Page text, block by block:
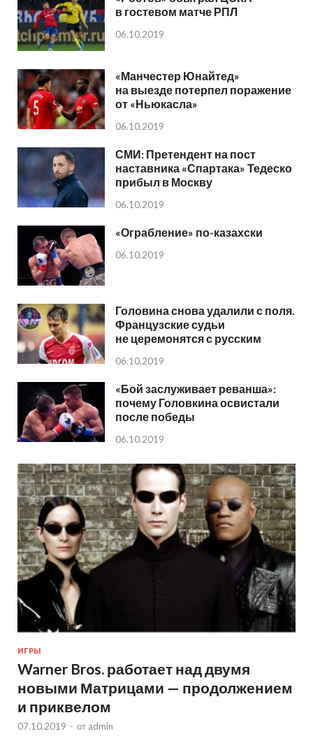
в гостевом матче РПЛ
06.10.2019
«Манчестер Юнайтед»
на выезде потерпел поражение
от «Ньюкасла»
06.10.2019
СМИ: Претендент на пост
наставника «Спартака» Тедеско
прибыл в Москву
06.10.2019
«Ограбление» по-казахски
06.10.2019
Головина снова удалили с поля.
Французские судьи
не церемонятся с русским
06.10.2019
«Бой заслуживает реванша»:
почему Головкина освистали
после победы
06.10.2019
ИГРЫ
Warner Bros. работает над двумя
новыми Матрицами — продолжением
и приквелом
07.10.2019 - от admin